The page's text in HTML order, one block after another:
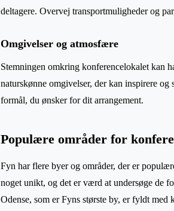
deltagere. Overvej transportmuligheder og
Omgivelser og atmosfære
Stemningen omkring konferencelokalet kan
naturskønne omgivelser, der kan inspirere
formål, du ønsker for dit arrangement.
Populære områder for
Fyn har flere byer og områder, der er
noget unikt, og det er værd at undersøge de
Odense, som er Fyns største by, er fyldt